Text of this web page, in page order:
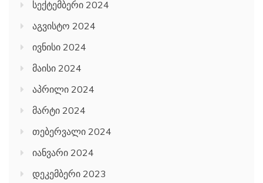
სექტემბერი 2024
აგვისტო 2024
ივნისი 2024
მაისი 2024
აპრილი 2024
მარტი 2024
თებერვალი 2024
იანვარი 2024
დეკემბერი 2023